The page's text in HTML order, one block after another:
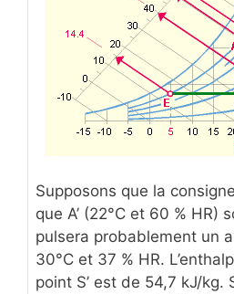
Supposons que la
que A’ (22°C et 60 % HR)
pulsera probablement un
30°C et 37 % HR.
point S’ est de 54,7 kJ/kg.